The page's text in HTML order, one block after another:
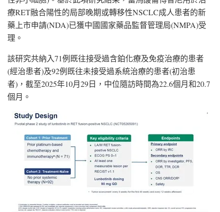
療RET融合陽性的局部晚期或轉移性NSCLC成人患者的新
藥上市申請(NDA)已獲中國國家藥品監督管理局(NMPA)受
理。
該研究共納入71例既往接受過含鉑化療及免疫治療的患者
(經治患者)及92例既往未接受過系統治療的患者(初治患
者)，截至2025年10月29日，中位隨訪時間為22.6個月和20.7
個月。